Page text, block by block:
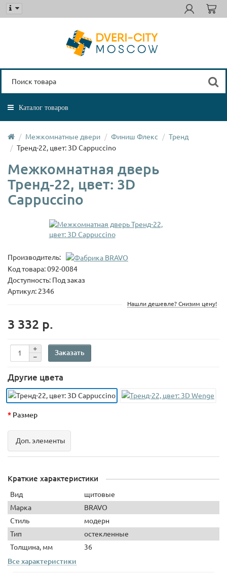
Каталог товаров
Межкомнатные двери Финиш Флекс
Тренд
Тренд-22, цвет: 3D Cappuccino
Межкомнатная дверь
Тренд-22, цвет: 3D
Cappuccino
Производитель:
Код товара:092-0084
Доступность: Под заказ
Артикул: 2346
Нашли дешевле? Снизим цену!
3 332 р.
Заказать
Другие цвета
Размер
Доп. элементы
Краткие характеристики
Вид
щитовые
Марка
BRAVO
Стиль
модерн
Тип
остекленные
Толщина, мм
36
Все характеристики